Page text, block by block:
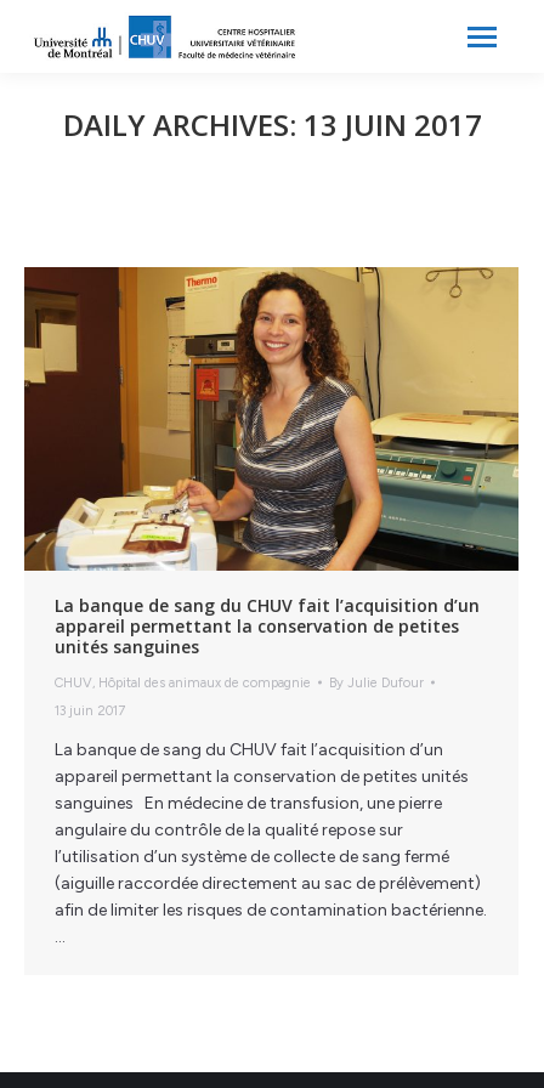
DAILY ARCHIVES: 13 JUIN 2017
La banque de sang du CHUV fait l’acquisition d’un
appareil permettant la conservation de petites
unités sanguines
CHUV, Hôpital des animaux de compagnie By Julie Dufour
13 juin 2017
La banque de sang du CHUV fait l’acquisition d’un
appareil permettant la conservation de petites unités
sanguines En médecine de transfusion, une pierre
angulaire du contrôle de la qualité repose sur
l’utilisation d’un système de collecte de sang fermé
(aiguille raccordée directement au sac de prélèvement)
afin de limiter les risques de contamination bactérienne.
…